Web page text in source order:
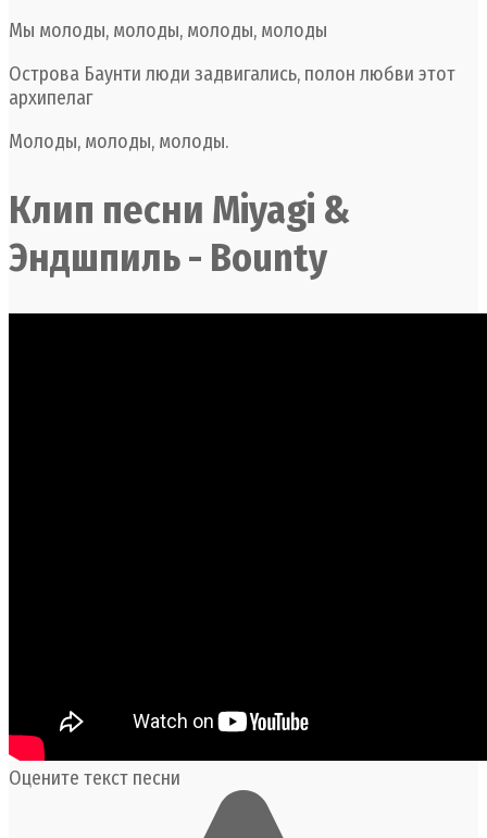
Мы молоды, молоды, молоды, молоды
Острова Баунти люди задвигались, полон любви этот
архипелаг
Молоды, молоды, молоды.
Клип песни Miyagi &
Эндшпиль - Bounty
Оцените текст песни